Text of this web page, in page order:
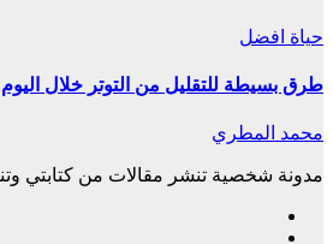
حياة افضل
طرق بسيطة للتقليل من التوتر خلال اليوم
محمد المطري
مدونة شخصية تنشر مقالات من كتابتي